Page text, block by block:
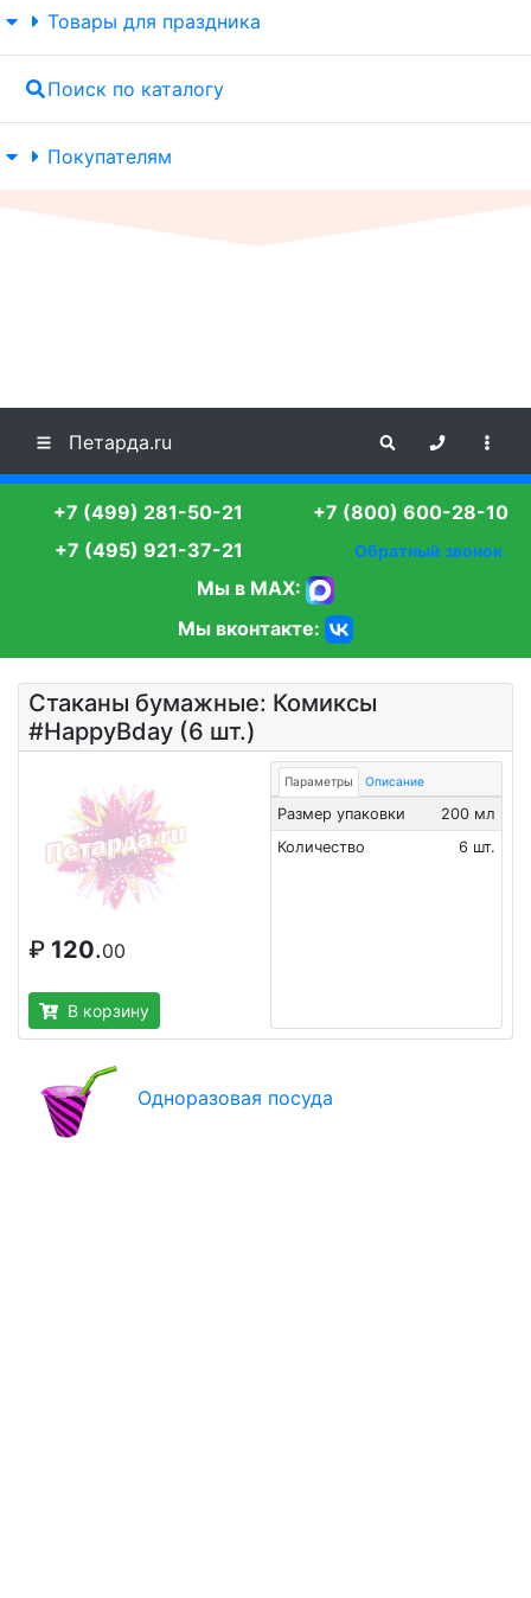
Товары для праздника
Поиск по каталогу
Покупателям
Петарда.ru
+7 (499) 281-50-21
+7 (495) 921-37-21
+7 (800) 600-28-10
Обратный звонок
Мы в MAX:
Мы вконтакте:
Стаканы бумажные: Комиксы
#HappyBday (6 шт.)
₽ 120.00
В корзину
Параметры Описание
Размер упаковки
200 мл
Количество
6 шт.
Одноразовая посуда